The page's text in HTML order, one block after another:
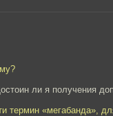
ли я получения
термин «мегабанда»,